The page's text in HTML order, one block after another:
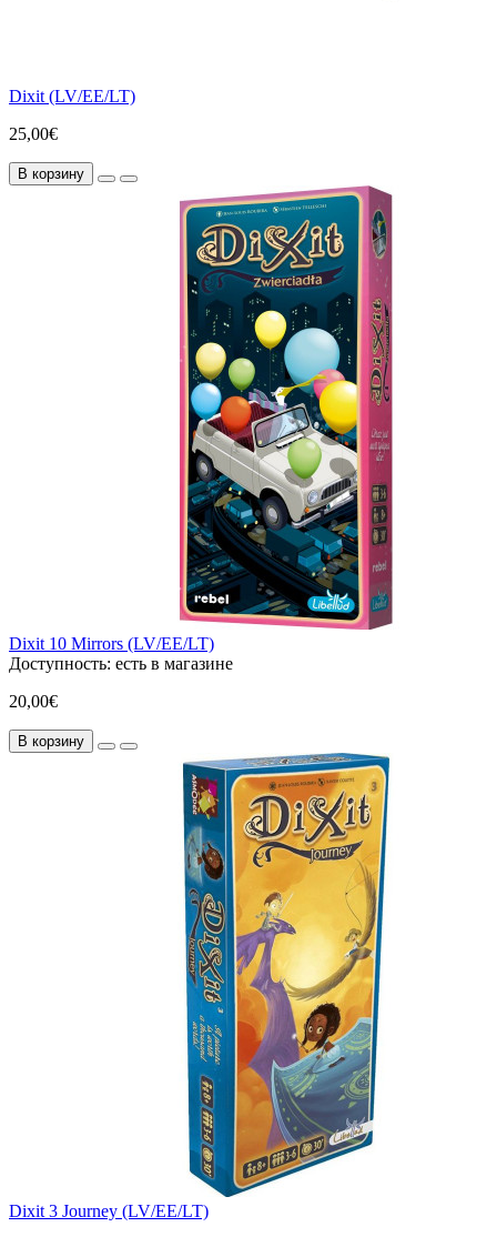
Dixit (LV/EE/LT)
25,00€
В корзину
Dixit 10 Mirrors (LV/EE/LT)
Доступность: есть в магазине
20,00€
В корзину
Dixit 3 Journey (LV/EE/LT)